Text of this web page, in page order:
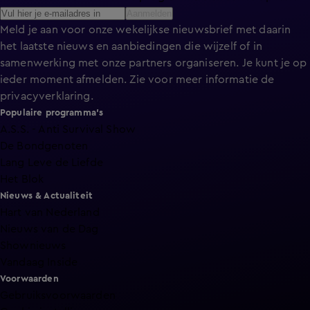
Meld je aan voor onze wekelijkse nieuwsbrief met daarin
het laatste nieuws en aanbiedingen die wijzelf of in
samenwerking met onze partners organiseren. Je kunt je op
ieder moment afmelden. Zie voor meer informatie de
privacyverklaring.
Populaire programma's
A.S.S. - Anti Survival Show
De Bondgenoten
Lang Leve de Liefde
Het Blok
Nieuws & Actualiteit
Voorwaarden